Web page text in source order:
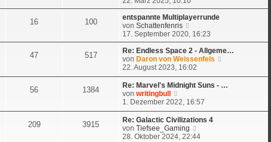
g
e
r
e
i
t
r
u
e
s
t
e
r
B
e
i
t
r
a
16 100
entspannte Multiplayerrunde
von Schattenfenris
e
u
e
s
t
e
r
e
t
r
a
17. September 2020, 16:23
47 517
Re: Endless Space 2 - Allgeme…
von Daron von Weissenfels
u
22. August 2023, 16:02
56 1384
Re: Marvel's Midnight Suns - …
von writingbull
e
u
e
s
1. Dezember 2022, 16:57
209 3915
Re: Galactic Civilizations 4
von Tiefsee_Gaming
e
28. Oktober 2024, 22:44